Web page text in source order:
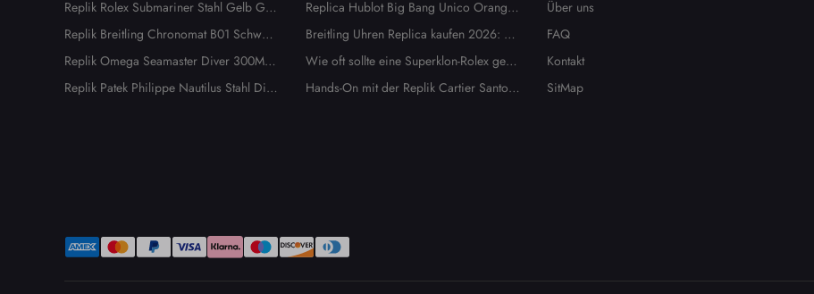
Replik Rolex Submariner Stahl Gelb Gol
d Blau Zifferblatt Lünette Herrenuhr 1166
13
Replik Breitling Chronomat B01 Schwarz
es Zifferblatt Stahl Herrenuhr AB0134
Replik Omega Seamaster Diver 300M Bl
aues Zifferblatt Stahl Herrenuhr 2531.8
Replik Patek Philippe Nautilus Stahl Dia
Replica Hublot Big Bang Unico Orange
& Grün Keramik Uhren
Breitling Uhren Replica kaufen 2026: Ult
imativer Ratgeber
Wie oft sollte eine Superklon-Rolex gew
artet werden, und sind die Kosten es we
Hands-On mit der Replik Cartier Santos
Über uns
FAQ
Kontakt
SitMap
Nachricht